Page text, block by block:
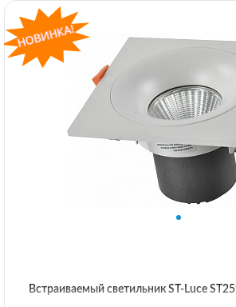
Встраиваемый светильник ST-Luce